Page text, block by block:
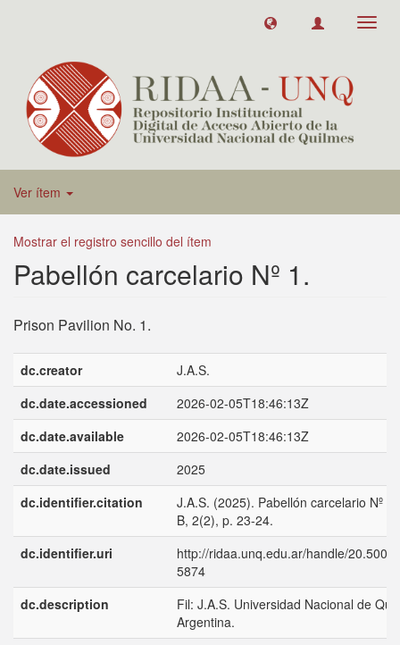
Ver ítem
Mostrar el registro sencillo del ítem
Pabellón carcelario Nº 1.
Prison Pavilion No. 1.
dc.creator
J.A.S.
dc.date.accessioned
2026-02-05T18:46:13Z
dc.date.available
2026-02-05T18:46:13Z
dc.date.issued
2025
dc.identifier.citation
J.A.S. (2025). Pabellón carcelario Nº
B, 2(2), p. 23-24.
dc.identifier.uri
http://ridaa.unq.edu.ar/handle/
5874
dc.description
Fil: J.A.S. Universidad Nacional de
Argentina.